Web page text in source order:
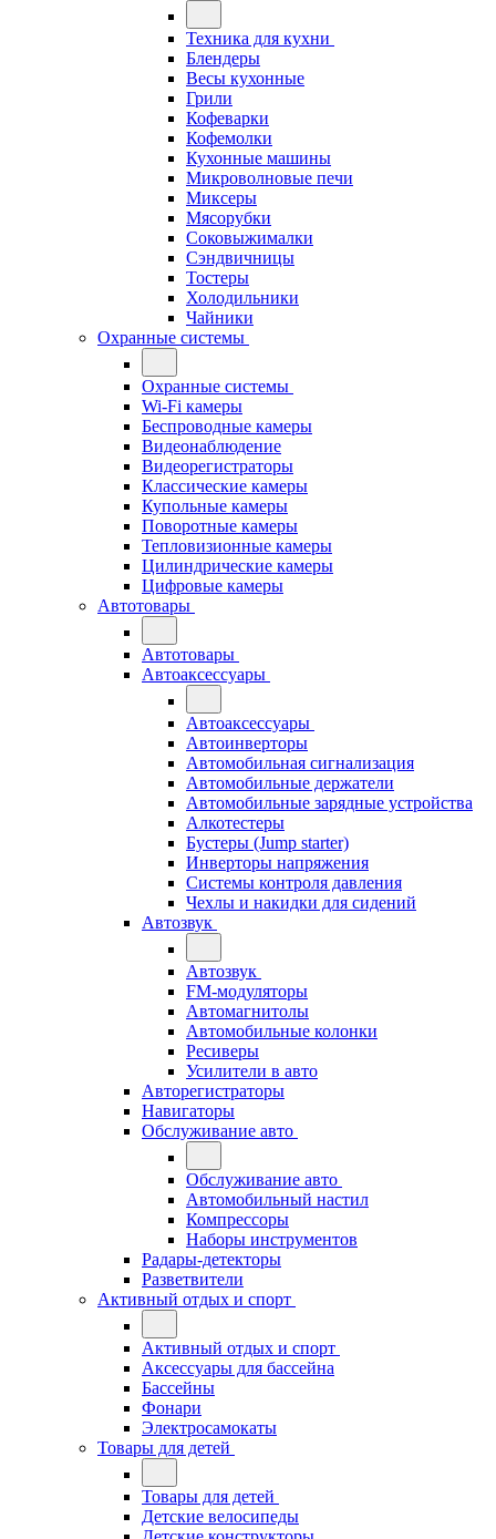
Техника для кухни
Блендеры
Весы кухонные
Грили
Кофеварки
Кофемолки
Кухонные машины
Микроволновые печи
Миксеры
Мясорубки
Соковыжималки
Сэндвичницы
Тостеры
Холодильники
Чайники
Охранные системы
Охранные системы
Wi-Fi камеры
Беспроводные камеры
Видеонаблюдение
Видеорегистраторы
Классические камеры
Купольные камеры
Поворотные камеры
Тепловизионные камеры
Цилиндрические камеры
Цифровые камеры
Автотовары
Автотовары
Автоаксессуары
Автоаксессуары
Автоинверторы
Автомобильная сигнализация
Автомобильные держатели
Автомобильные зарядные устройства
Алкотестеры
Бустеры (Jump starter)
Инверторы напряжения
Системы контроля давления
Чехлы и накидки для сидений
Автозвук
Автозвук
FM-модуляторы
Автомагнитолы
Автомобильные колонки
Ресиверы
Усилители в авто
Авторегистраторы
Навигаторы
Обслуживание авто
Обслуживание авто
Автомобильный настил
Компрессоры
Наборы инструментов
Радары-детекторы
Разветвители
Активный отдых и спорт
Активный отдых и спорт
Аксессуары для бассейна
Бассейны
Фонари
Электросамокаты
Товары для детей
Товары для детей
Детские велосипеды